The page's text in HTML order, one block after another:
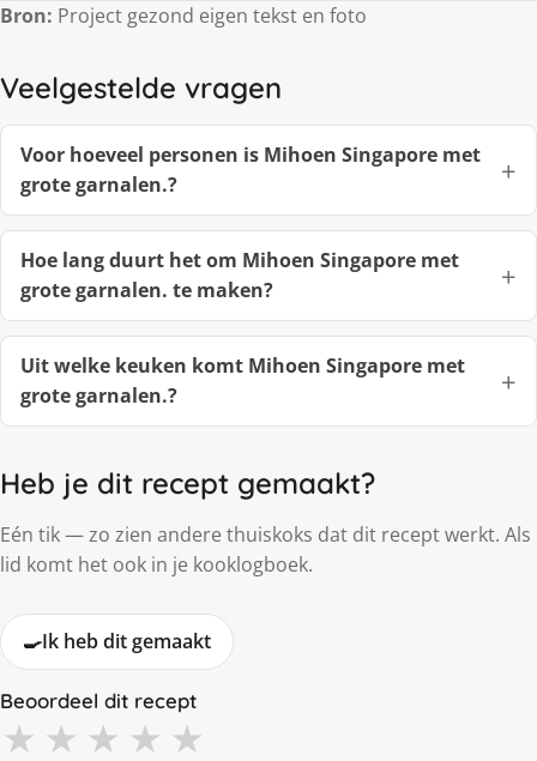
Bron: Project gezond eigen tekst en foto
Veelgestelde vragen
Voor hoeveel personen is Mihoen Singapore met
grote garnalen.?
Hoe lang duurt het om Mihoen Singapore met
grote garnalen. te maken?
Uit welke keuken komt Mihoen Singapore met
grote garnalen.?
Heb je dit recept gemaakt?
Eén tik — zo zien andere thuiskoks dat dit recept werkt. Als
lid komt het ook in je kooklogboek.
🍳Ik heb dit gemaakt
Beoordeel dit recept
★ ★ ★ ★ ★